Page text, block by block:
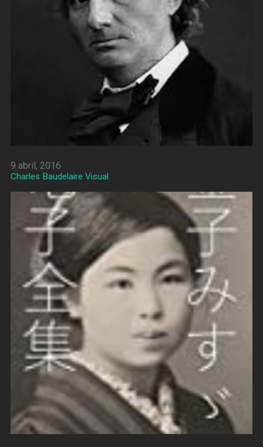
9 abril, 2016
Charles Baudelaire Visual